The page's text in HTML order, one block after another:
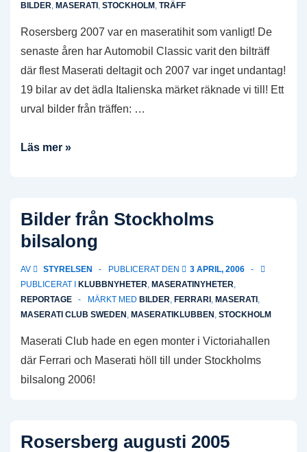
BILDER, MASERATI , STOCKHOLM , TRÄFF
Rosersberg 2007 var en maseratihit som vanligt! De
senaste åren har Automobil Classic varit den bilträff
där flest Maserati deltagit och 2007 var inget undantag!
19 bilar av det ädla Italienska märket räknade vi till! Ett
urval bilder från träffen: …
Rosersberg
Läs mer »
Bilder från Stockholms
bilsalong
AV STYRELSEN PUBLICERAT DEN
3 APRIL, 2006
PUBLICERAT I
KLUBBNYHETER, MASERATINYHETER,
REPORTAGE
MÄRKT MED BILDER, FERRARI , MASERATI ,
MASERATI CLUB SWEDEN , MASERATIKLUBBEN , STOCKHOLM
Maserati Club hade en egen monter i Victoriahallen
där Ferrari och Maserati höll till under Stockholms
bilsalong 2006!
Rosersberg augusti 2005